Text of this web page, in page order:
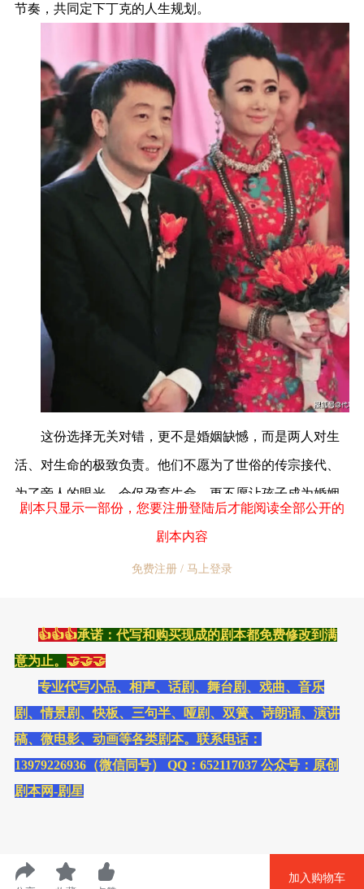
节奏，共同定下丁克的人生规划。
这份选择无关对错，更不是婚姻缺憾，而是两人对生
活、对生命的极致负责。他们不愿为了世俗的传宗接代、
为了旁人的眼光，仓促孕育生命，更不愿让孩子成为婚姻
剧本只显示一部份，您要注册登陆后才能阅读全部公开的
剧本内容
免费注册 / 马上登录
👍👍👍承诺：代写和购买现成的剧本都免费修改到满
意为止。 🤝🤝🤝
专业代写小品、相声、话剧、舞台剧、戏曲、音乐
剧、情景剧、快板、三句半、哑剧、双簧、诗朗诵、演讲
稿、微电影、动画等各类剧本。联系电话：
13979226936（微信同号） QQ：652117037 公众号：原创
剧本网-剧星
加入购物车